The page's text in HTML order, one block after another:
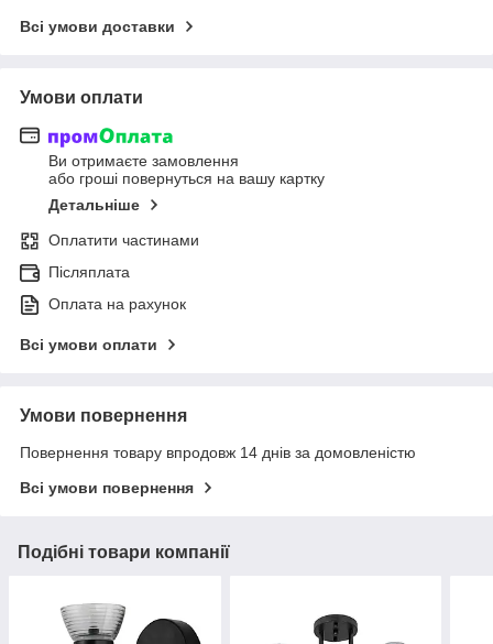
Всі умови доставки
Умови оплати
Ви отримаєте замовлення
або гроші повернуться на вашу картку
Детальніше
Оплатити частинами
Післяплата
Оплата на рахунок
Всі умови оплати
Умови повернення
Повернення товару впродовж 14 днів за домовленістю
Всі умови повернення
Подібні товари компанії